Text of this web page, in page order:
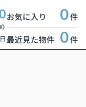
お気に入り 0件
最近見た物件 0件